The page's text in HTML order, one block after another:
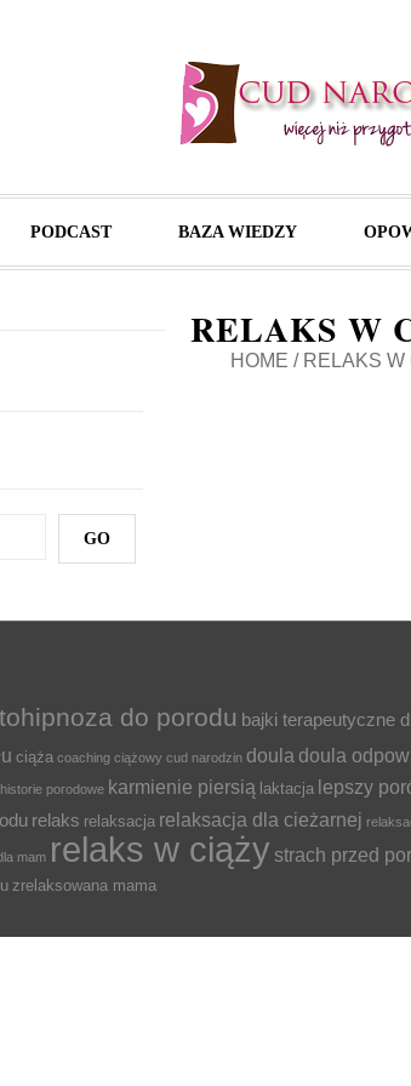
PODCAST BAZA WIEDZY
RELAKS W
HOME / RELAKS W
do porodu bajki terapeutyczne
ciąża coaching ciążowy cud narodzin doula doula
historie porodowe karmienie piersią laktacja lepszy
relaks relaksacja relaksacja dla cieżarnej
mam relaks w ciąży strach przed
zrelaksowana mama